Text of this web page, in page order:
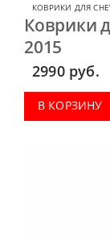
КОВРИКИ ДЛЯ
Коврики
2015
2990 руб.
В КОРЗИНУ